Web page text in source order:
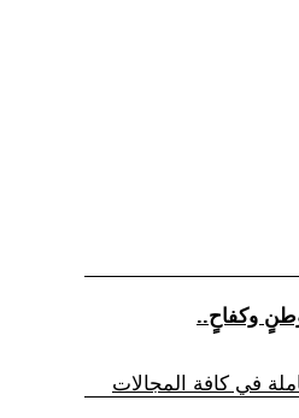
في كافة المجالات